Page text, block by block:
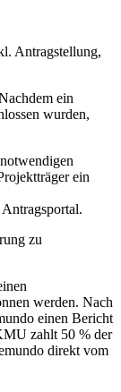
Antragstellung,
ein
wurden,
ein
zu
werden. Nach
einen Bericht
zahlt 50 % der
direkt vom